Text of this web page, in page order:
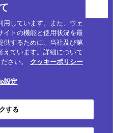
先設定
ポリシー
用規約
用しています。また、ウェ
イトの機能と使用状況を最
供するために、当社及び第
えています。詳細について
さい。
クッキーポリシー
設定
する